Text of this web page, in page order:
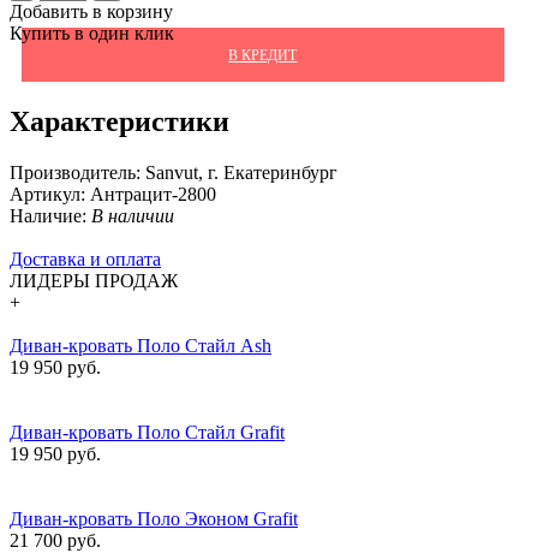
Добавить в корзину
Купить в один клик
В КРЕДИТ
Характеристики
Производитель: Sanvut, г. Екатеринбург
Артикул: Антрацит-2800
Наличие: В наличии
Доставка и оплата
ЛИДЕРЫ ПРОДАЖ
+
Диван-кровать Поло Стайл Ash
19 950 руб.
Диван-кровать Поло Стайл Grafit
19 950 руб.
Диван-кровать Поло Эконом Grafit
21 700 руб.